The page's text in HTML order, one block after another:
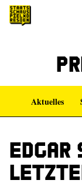
Aktuelles
Edgar